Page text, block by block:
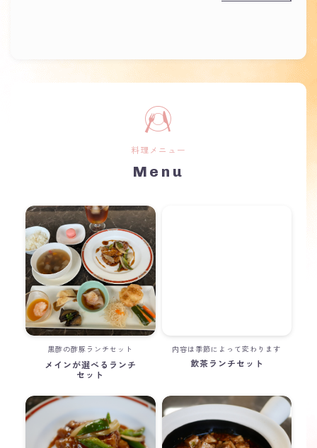
料理メニュー
Menu
黒酢の酢豚ランチセット
メインが選べるランチ
セット
内容は季節によって変わります
飲茶ランチセット